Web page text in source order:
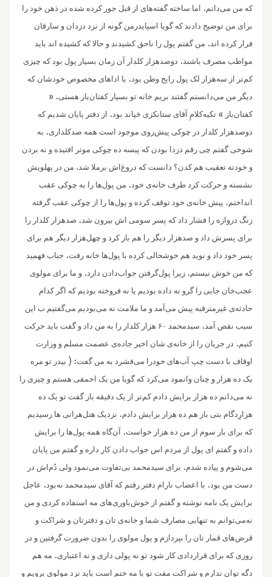
که من می‌دانم .‌ اما ساخته‌ گفته‌های از قبل جور کرده شده در ذهن خود را
برای من‌ توضیح دادند که گویا اسپایدرمن گونه از نزد دزدان و سارقان
فرار کرده اند . من گفتم پول را ناحق کشیدند و حالا که کشیده اند باید
مواظب مصرف باشند . دوصدهزار کلدار آن زمان بسیار پول بود که چیزی
کم‌تر از سه‌هزار لک پول رایج وطن بود . با اداهای مخصوص خودشان که
دیگر من می‌دانستم گفتند بریم خانه تو بسیار کفتان‌باز هستی. «
کفتان‌باز » تکیه‌کلامِ آقای ستانکزی څپاند بود . از دفتر پایان شدیم که
دوصدهزار کلدار در چوکی پیش‌‌روی موجود است همه صدکلداری. به
شوخی گفتم چی رقم دزدا بودن که پیسه ده چوکی موتر افتیده و نه بردن
و خودته تعقیب هم کدن؟ دانست که دروغ‌اش برملا شد، من در پهلویش
نشسته و حرکت کرد طرف خانه‌ی خود . من پول‌ها را به چوکی عقب
انداختم . پیش خانه‌ی خود توقف کرده ‌و پول‌ها را از چوکی عقب گرفته
زنگ دروازه را فشار داد که پسر سومی اش بیرون شد . صدهزار کلدار را
برای پسرش داد و صدهزار دیگر را هم باز کرد و چهل‌هزار دیگر هم برای
پسر خود داد ‌و نوید هم خوشحالی کرده با پول‌ها خانه رفت. جناب فهمید
که من خوش نیستم . زیرا پول‌گرفتن جواب‌‌دادن دارد . و ما برای مولوی
عجب‌خان جایی را گرو نه داده بودیم یا نه فروخته بودیم که اگر کدام
حادثه‌ی غیرمترقبه پیش می‌‌‌آمد و ما ملامت نه می‌بودیم می‌گفتیم ب این
سبب نقص آمد .
سیدمحمد ۶۰ هزار کلدار را به من داد و گفت باید حرکت
کنیم . در جریان را از خانه‌ی شان اخیر جاده‌ی عصمت مسلم و وزارت
اوقاف با دست چپ آب‌های خود‌را می‌فشرد به من گفت: ( بیدر تو مره
یک ده هزار و چنان وانمود می‌کرد که گویا من یک احمقی هستم ‌و چیزی را
نه می‌دانم ده هزار برایش دادم کم‌تر از یک دقیقه باز گفت تو یک ده
هزارِدگام بتی باز هم ده هزار برایش دادم. نزدیک هتل‌هراتی ها رسیدیم
که برای بار سوم از من ده هزار خواست. آن‌گاه همه پول‌ها را برایش
داده ‌و گفتم ای پول از مردم اس جواب دادن کار داره و گفتم من پایان
می‌شوم و پیاده شدم.‌ برای سیدمحمد بی‌‌تفاوت می‌نمود ولی دُم‌اش در
دست من بود . با اعصاب‌ نارام دفتر رفتم که آقای سیدمحمد نه‌بود . عاجل
برایش یک نامه نوشته و گفتم از خوش‌باوری‌های مه استفاده‌ کردی و من
نه‌می‌توانم به تنهایی مصارف شما و‌ خانه‌ی تان و دفترتان و شراکت و
قرض‌های قمار تان را بپردازم و پول مولوی را بدون ضرورت گرفتین و در
روزی که برای قراردادی کار شود تو نه پولی داری و نه اعتباری. مه هم
دگه توان ندارم و شراکت مفت تو با مه ختم است باید نزد مولوی برویم و‌